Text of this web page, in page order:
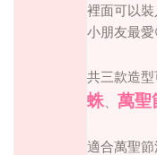
裡面可以裝
小朋友最愛
共三款造型
蛛
萬聖
適合萬聖